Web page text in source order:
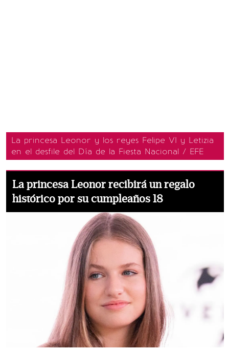
La princesa Leonor y los reyes Felipe VI y Letizia
en el desfile del Día de la Fiesta Nacional / EFE
La princesa Leonor recibirá un regalo
histórico por su cumpleaños 18